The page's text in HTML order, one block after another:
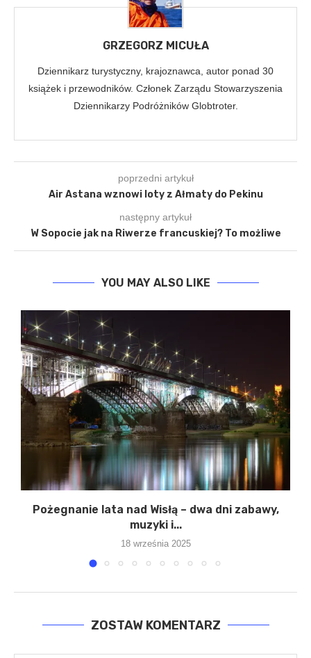
GRZEGORZ MICUŁA
Dziennikarz turystyczny, krajoznawca, autor ponad 30
książek i przewodników. Członek Zarządu Stowarzyszenia
Dziennikarzy Podróżników Globtroter.
poprzedni artykuł
Air Astana wznowi loty z Ałmaty do Pekinu
następny artykuł
W Sopocie jak na Riwerze francuskiej? To możliwe
YOU MAY ALSO LIKE
Pożegnanie lata nad Wisłą – dwa dni zabawy,
muzyki i...
18 września 2025
ZOSTAW KOMENTARZ